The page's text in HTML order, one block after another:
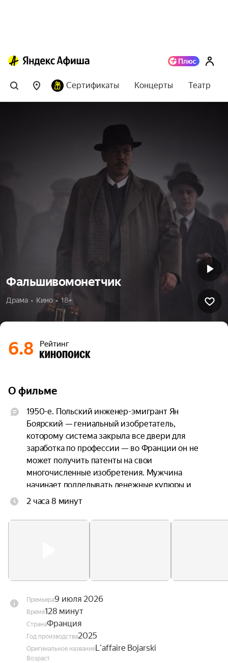
Сертификаты Концерты Театр
Фальшивомонетчик
Драма  •  Кино  •  18+
6.8 Рейтинг
О фильме
1950-е. Польский инженер-эмигрант Ян
Боярский — гениальный изобретатель,
которому система закрыла все двери для
заработка по профессии — во Франции он не
может получить патенты на свои
многочисленные изобретения. Мужчина
начинает подделывать денежные купюры и
делает это настолько совершенно, что Банк
поимку. Теперь Ян живёт двойной жизнью, его
«работ».
2 часа 8 минут
Премьера9 июля 2026
Время128 минут
СтранаФранция
Год производства2025
Оригинальное названиеL'affaire Bojarski
Возраст